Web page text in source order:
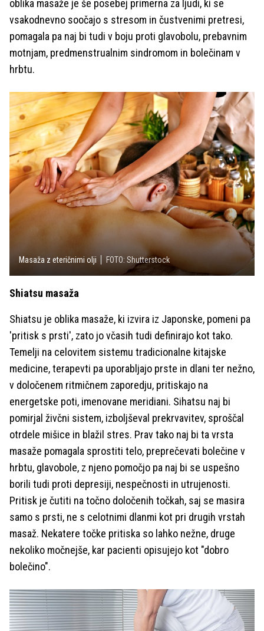
oblika masaže je še posebej primerna za ljudi, ki se
vsakodnevno soočajo s stresom in čustvenimi pretresi,
pomagala pa naj bi tudi v boju proti glavobolu, prebavnim
motnjam, predmenstrualnim sindromom in bolečinam v
hrbtu.
Masaža z eteričnimi olji FOTO: Shutterstock
Shiatsu masaža
Shiatsu je oblika masaže, ki izvira iz Japonske, pomeni pa
'pritisk s prsti', zato jo včasih tudi definirajo kot tako.
Temelji na celovitem sistemu tradicionalne kitajske
medicine, terapevti pa uporabljajo prste in dlani ter nežno,
v določenem ritmičnem zaporedju, pritiskajo na
energetske poti, imenovane meridiani. Sihatsu naj bi
pomirjal živčni sistem, izboljševal prekrvavitev, sproščal
otrdele mišice in blažil stres. Prav tako naj bi ta vrsta
masaže pomagala sprostiti telo, preprečevati bolečine v
hrbtu, glavobole, z njeno pomočjo pa naj bi se uspešno
borili tudi proti depresiji, nespečnosti in utrujenosti.
Pritisk je čutiti na točno določenih točkah, saj se masira
samo s prsti, ne s celotnimi dlanmi kot pri drugih vrstah
masaž. Nekatere točke pritiska so lahko nežne, druge
nekoliko močnejše, kar pacienti opisujejo kot "dobro
bolečino".